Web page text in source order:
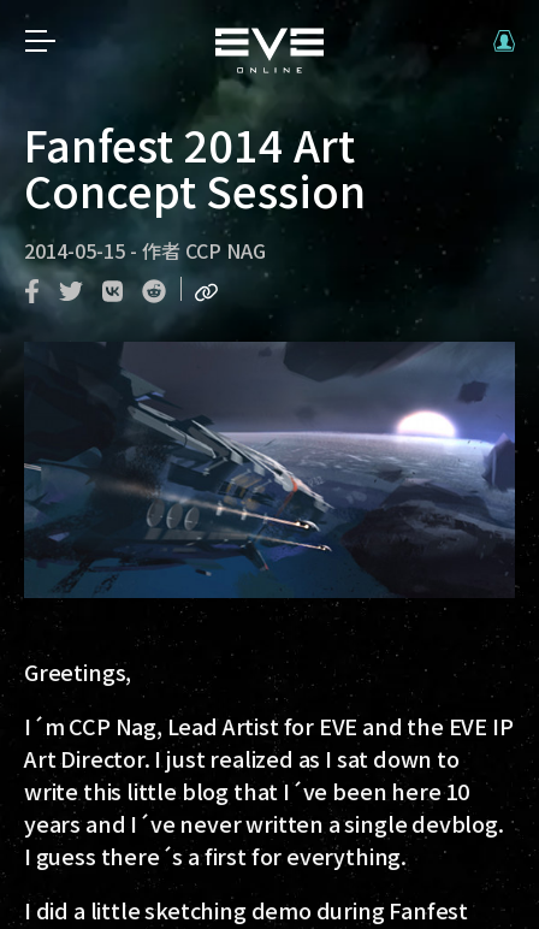
Fanfest 2014 Art
Concept Session
2014-05-15 - 作者 CCP NAG
Greetings,
I´m CCP Nag, Lead Artist for EVE and the EVE IP
Art Director. I just realized as I sat down to
write this little blog that I´ve been here 10
years and I´ve never written a single devblog.
I guess there´s a first for everything.
I did a little sketching demo during Fanfest